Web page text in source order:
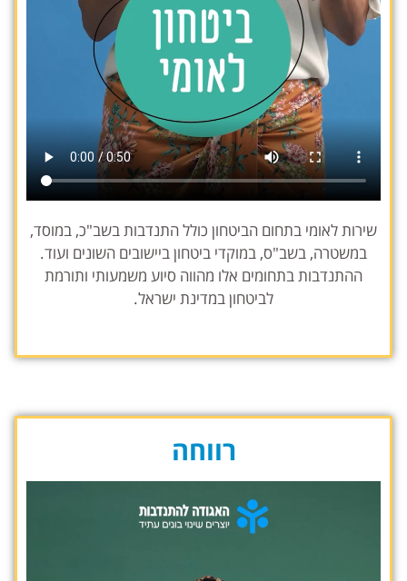
שירות לאומי בתחום הביטחון כולל התנדבות בשב"כ, במוסד,
במשטרה, בשב"ס, במוקדי ביטחון ביישובים השונים ועוד.
ההתנדבות בתחומים אלו מהווה סיוע משמעותי ותורמת
לביטחון במדינת ישראל.
רווחה